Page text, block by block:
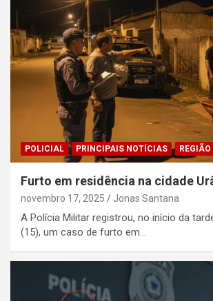
POLICIAL PRINCIPAIS NOTÍCIAS REGIÃO
Furto em residência na cidade
novembro 17, 2025 Jonas Santana
A Polícia Militar registrou, no início da
(15), um caso de furto em…